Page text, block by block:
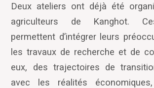
Deux ateliers ont déjà été
agriculteurs de Kanghot.
permettent d’intégrer leurs
les travaux de recherche et de
eux, des trajectoires de
avec les réalités